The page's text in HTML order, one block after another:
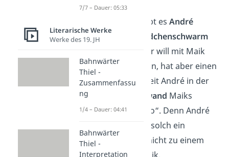
Kapitel 7
In Maiks Klasse gibt esAndré
Langin— den
Mädchenschwarm
der Schule. Auch er will mit Maik
nichts zu tun haben, hat aber einen
Vorteil für Maik: Seit André in der
Klasse ist,
verschwand Maiks
Spitzname„Psycho“. Denn André
war der Meinung, solch ein
Spitzname passe nicht zu einem
Langweiler wie Maik.
7/7 – Dauer: 05:33
Literarische Werke
Werke des 19. JH
Bahnwärter
Thiel -
Zusammenfassu
ng
1/4 – Dauer: 04:41
Bahnwärter
Thiel -
Interpretation